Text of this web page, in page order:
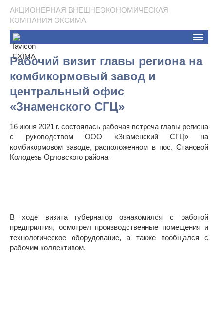
АКЦИОНЕРНАЯ ВНЕШНЕЭКОНОМИЧЕСКАЯ
КОМПАНИЯ ЭКСИМА
Toggle
Рабочий визит главы региона на
комбикормовый завод и
центральный офис
«Знаменского СГЦ»
16 июня 2021 г. состоялась рабочая встреча главы региона
с руководством ООО «Знаменский СГЦ» на
комбикормовом заводе, расположенном в пос. Становой
Колодезь Орловского района.
В ходе визита губернатор ознакомился с работой
предприятия, осмотрел производственные помещения и
технологическое оборудование, а также пообщался с
рабочим коллективом.